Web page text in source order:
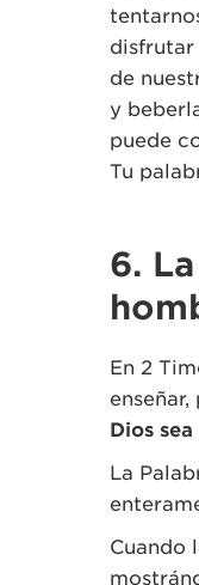
disfrutar
de
y
puede
Tu
6.
En 2
Dios
La
Cuando